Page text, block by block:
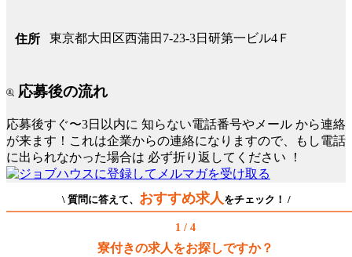
住所 東京都大田区西蒲田7-23-3日研第一ビル4Ｆ
応募後の流れ
応募後すぐ〜3日以内に 知らない電話番号やメール から連絡
が来ます！これは企業からの連絡になりますので、もし電話
に出られなかった場合は 必ず折り返してください ！
\ 質問に答えて、 おすすめ求人 をチェック！ /
1 / 4
寮付きの求人をお探しですか？